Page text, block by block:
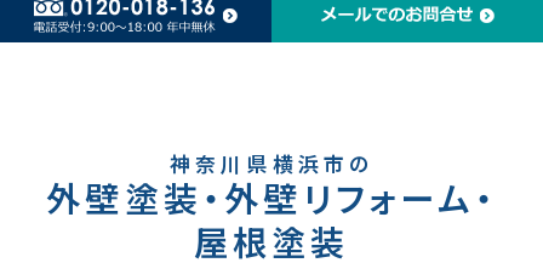
神奈川県横浜市の
外壁塗装・外壁リフォーム・
屋根塗装